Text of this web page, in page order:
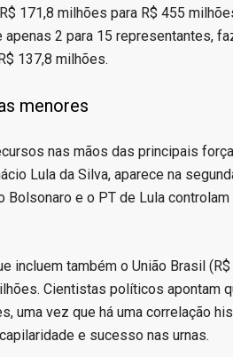
171,8 milhões para R$ 455
2 para 15 representantes,
137,8 milhões.
menores
nas mãos das principais
Lula da Silva, aparece na
e o PT de Lula
também o União Brasil
Cientistas políticos apontam
uma vez que há uma correlação
e sucesso nas urnas.